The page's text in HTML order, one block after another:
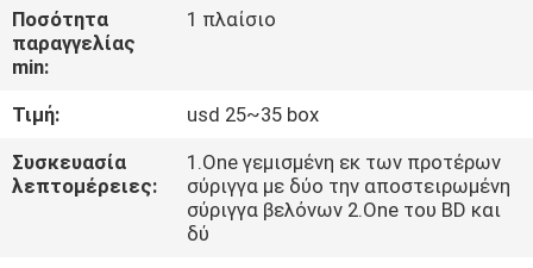
ΈΛΕΓΧΟΣ
ΠΟΙΌΤΗΤΑΣ
ΕΠΙΚΟΙΝΩΝΉΣΤΕ
ΜΑΖΊ
Ποσότητα
παραγγελίας
min:
1 πλαίσιο
Τιμή:
usd 25~35 box
Συσκευασία
λεπτομέρειες:
1.One γεμισμένη εκ των προτέρων
σύριγγα με δύο την αποστειρωμένη
σύριγγα βελόνων 2.One του BD και
δύ